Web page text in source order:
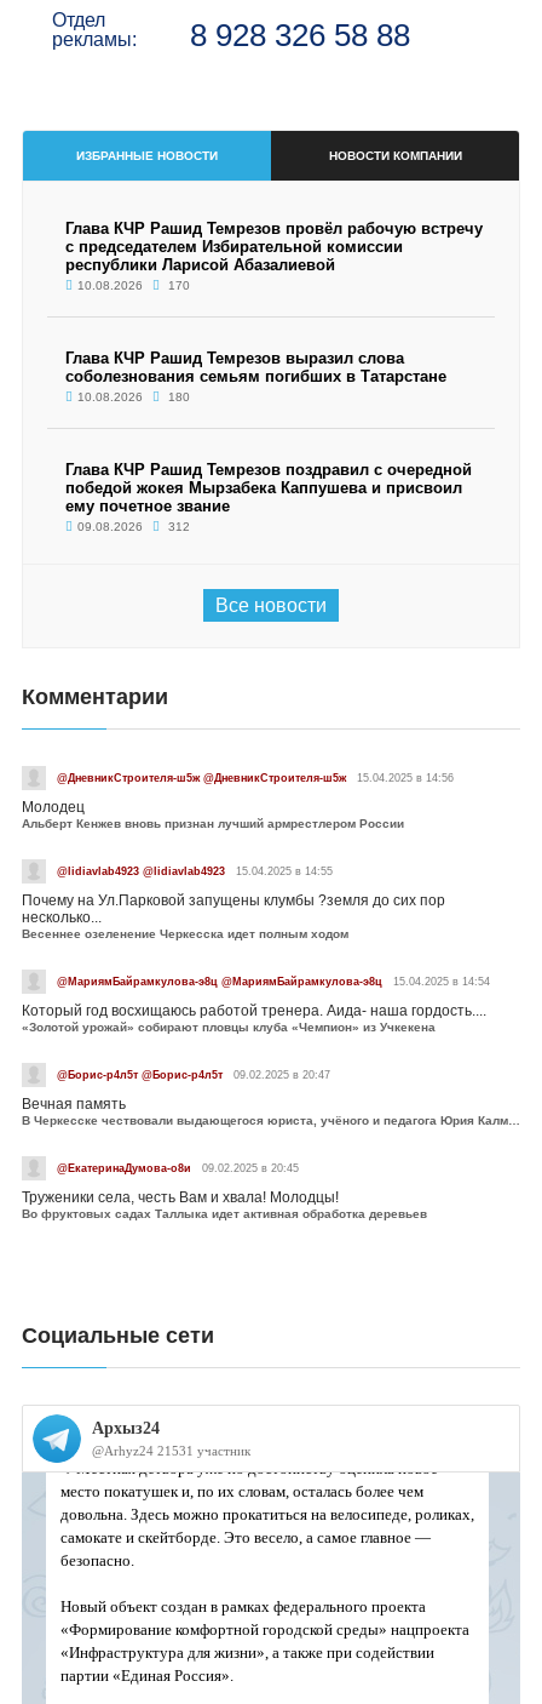
Отдел
рекламы:
8 928 326 58 88
ИЗБРАННЫЕ НОВОСТИ НОВОСТИ КОМПАНИИ
Глава КЧР Рашид Темрезов провёл рабочую встречу
с председателем Избирательной комиссии
республики Ларисой Абазалиевой
10.08.2026 170
Глава КЧР Рашид Темрезов выразил слова
соболезнования семьям погибших в Татарстане
10.08.2026 180
Глава КЧР Рашид Темрезов поздравил с очередной
победой жокея Мырзабека Каппушева и присвоил
ему почетное звание
09.08.2026 312
Все новости
Комментарии
@ДневникСтроителя-ш5ж @ДневникСтроителя-ш5ж 15.04.2025 в 14:56
Молодец
Альберт Кенжев вновь признан лучший армрестлером России
@lidiavlab4923 @lidiavlab4923 15.04.2025 в 14:55
Почему на Ул.Парковой запущены клумбы ?земля до сих пор
несколько...
Весеннее озеленение Черкесска идет полным ходом
@МариямБайрамкулова-э8ц @МариямБайрамкулова-э8ц 15.04.2025 в 14:54
Который год восхищаюсь работой тренера. Аида- наша гордость....
«Золотой урожай» собирают пловцы клуба «Чемпион» из Учкекена
@Борис-р4л5т @Борис-р4л5т 09.02.2025 в 20:47
Вечная память
В Черкесске чествовали выдающегося юриста, учёного и педагога Юрия Калмыкова
@ЕкатеринаДумова-о8и 09.02.2025 в 20:45
Труженики села, честь Вам и хвала! Молодцы!
Во фруктовых садах Таллыка идет активная обработка деревьев
Социальные сети